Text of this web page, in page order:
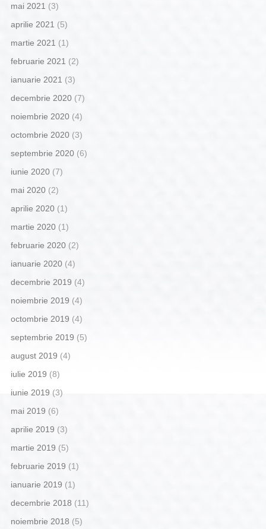
mai 2021 (3)
aprilie 2021 (5)
martie 2021 (1)
februarie 2021 (2)
ianuarie 2021 (3)
decembrie 2020(7)
noiembrie 2020(4)
octombrie 2020(3)
septembrie 2020(6)
iunie 2020(7)
mai 2020(2)
aprilie 2020(1)
martie 2020(1)
februarie 2020(2)
ianuarie 2020(4)
decembrie 2019 (4)
noiembrie 2019 (4)
octombrie 2019 (4)
septembrie 2019 (5)
august 2019 (4)
iulie 2019 (8)
iunie 2019 (3)
mai 2019 (6)
aprilie 2019 (3)
martie 2019 (5)
februarie 2019 (1)
ianuarie 2019 (1)
decembrie 2018 (11)
noiembrie 2018 (5)